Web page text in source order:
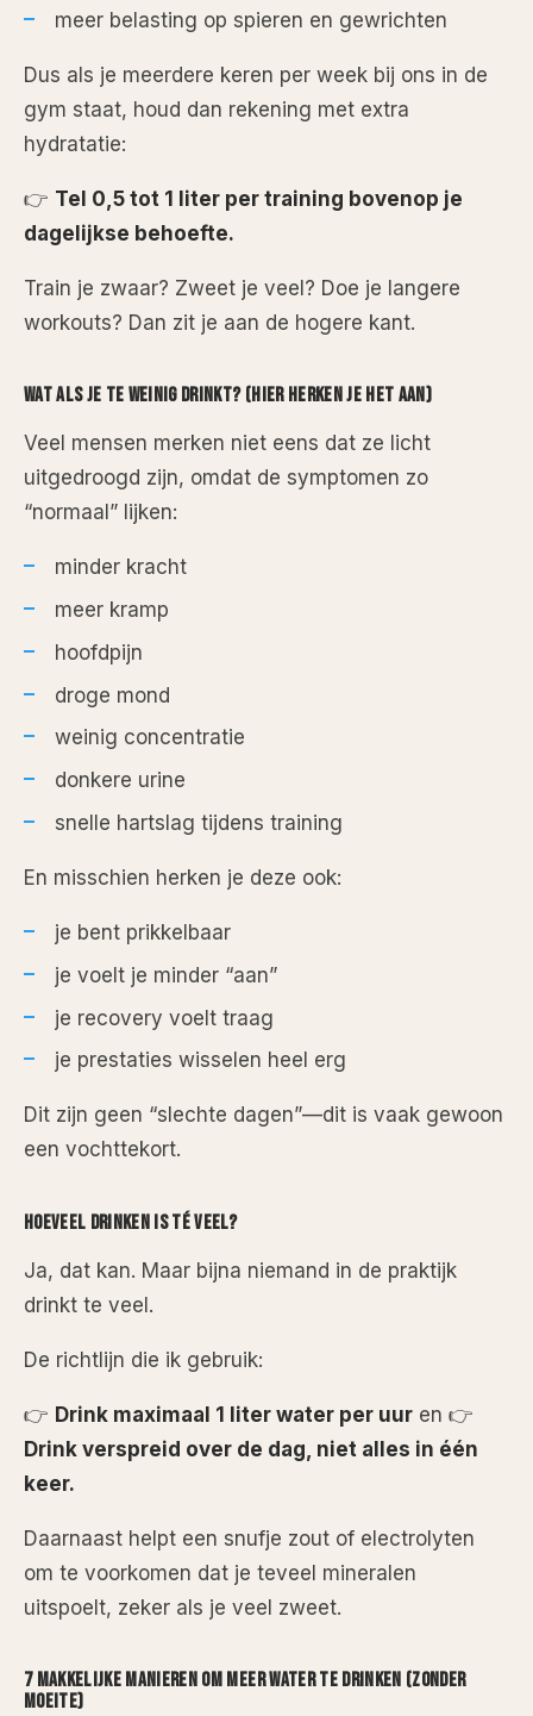
meer belasting op spieren en gewrichten
Dus als je meerdere keren per week bij ons in de
gym staat, houd dan rekening met extra
hydratatie:
👉 Tel 0,5 tot 1 liter per training bovenop je
dagelijkse behoefte.
Train je zwaar? Zweet je veel? Doe je langere
workouts? Dan zit je aan de hogere kant.
WAT ALS JE TE WEINIG DRINKT? (HIER HERKEN JE HET AAN)
Veel mensen merken niet eens dat ze licht
uitgedroogd zijn, omdat de symptomen zo
“normaal” lijken:
minder kracht
meer kramp
hoofdpijn
droge mond
weinig concentratie
donkere urine
snelle hartslag tijdens training
En misschien herken je deze ook:
je bent prikkelbaar
je voelt je minder “aan”
je recovery voelt traag
je prestaties wisselen heel erg
Dit zijn geen “slechte dagen”—dit is vaak gewoon
een vochttekort.
HOEVEEL DRINKEN IS TÉ VEEL?
Ja, dat kan. Maar bijna niemand in de praktijk
drinkt te veel.
De richtlijn die ik gebruik:
👉 Drink maximaal 1 liter water per uur en 👉
Drink verspreid over de dag, niet alles in één
keer.
Daarnaast helpt een snufje zout of electrolyten
om te voorkomen dat je teveel mineralen
uitspoelt, zeker als je veel zweet.
7 MAKKELIJKE MANIEREN OM MEER WATER TE DRINKEN (ZONDER
MOEITE)